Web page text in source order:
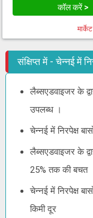
कॉल करें >
संक्षिप्त में - चेन्नई में
लैब्सएडवाइजर के
उपलब्ध ।
चेन्नई में निरपेक्ष
लैब्सएडवाइजर के
25% तक की बचत
चेन्नई में निरपेक्ष
किमी दूर